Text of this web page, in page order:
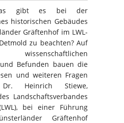
gibt es bei der
historischen Gebäudes
Gräftenhof im LWL-
zu beachten? Auf
Befunden bauen die
und weiteren Fragen
Heinrich Stiewe,
Landschaftsverbandes
bei einer Führung
Gräftenhof